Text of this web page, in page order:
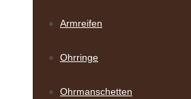
Armreifen
Ohrringe
Ohrmanschetten